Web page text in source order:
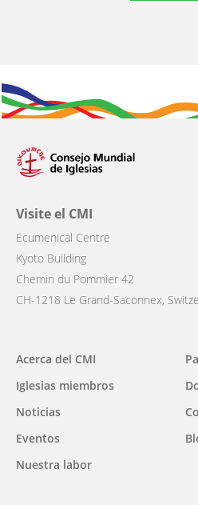
Visite el CMI
Ecumenical Centre
Kyoto Building
Chemin du Pommier 42
CH-1218 Le Grand-Saconnex,
Main
navigation
Acerca del CMI
Iglesias miembros
Noticias
Eventos
Nuestra labor